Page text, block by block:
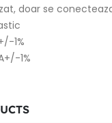
doar se
1%
1%